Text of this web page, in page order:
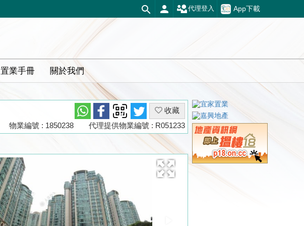
App下載
代理登入
置業手冊 關於我們
收藏
代理提供物業編號 : R051233
物業編號 : 1850238